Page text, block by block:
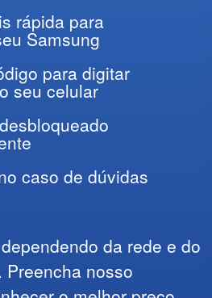
rápida para
Samsung
para digitar
seu celular
caso de dúvidas
da rede e do
Preencha nosso